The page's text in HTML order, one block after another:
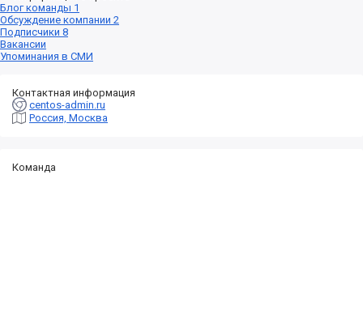
Блог команды 1
Обсуждение компании 2
Подписчики 8
Вакансии
Упоминания в СМИ
Контактная информация
centos-admin.ru
Россия, Москва
Команда